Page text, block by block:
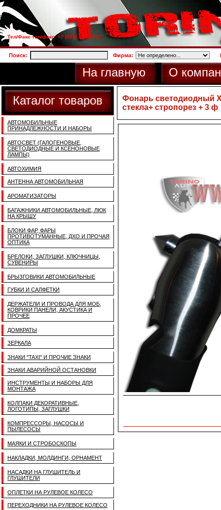
Тел/Факс тел/факс: +7 (925) 733-66-27
Поиск: Фирма:
На главную О
Каталог товаров
АВТОМОБИЛЬНЫЕ
ПРИНАДЛЕЖНОСТИ И НАБОРЫ
АВТОСВЕТ (ГАЛОГЕНОВЫЕ,
СВЕТОДИОДНЫЕ И КСЕНОНОВЫЕ
ЛАМПЫ)
АВТОХИМИЯ
АНТЕННА АВТОМОБИЛЬНАЯ
АРОМАТИЗАТОРЫ
БАГАЖНИКИ АВТОМОБИЛЬНЫЕ, ЛЮК
НА КРЫШУ
БЛОКИ ФАР, ФАРЫ
ПРОТИВОТУМАННЫЕ, ДХО И ПРОЧАЯ
ОПТИКА
БРЕЛОКИ, ЗАГЛУШКИ, КЛЮЧНИЦЫ,
СУВЕНИРЫ
БРЫЗГОВИКИ АВТОМОБИЛЬНЫЕ
ГУБКИ И САЛФЕТКИ
ДЕРЖАТЕЛИ И ПРОВОДА ДЛЯ МОБ,
КОВРИКИ ПАНЕЛИ, АКУСТИКА И
ПРОЧЕЕ
ДОМКРАТЫ
ЗЕРКАЛА
ЗНАКИ "TAXI" И ПРОЧИЕ ЗНАКИ
ЗНАКИ АВАРИЙНОЙ ОСТАНОВКИ
ИНСТРУМЕНТЫ И НАБОРЫ ДЛЯ
МОНТАЖА
КОЛПАКИ ДЕКОРАТИВНЫЕ,
ЛОГОТИПЫ, ЗАГЛУШКИ
КОМПРЕССОРЫ, НАСОСЫ И
ПЫЛЕСОСЫ
МАЯКИ И СТРОБОСКОПЫ
НАКЛАДКИ, МОЛДИНГИ, ОРНАМЕНТ
НАСАДКИ НА ГЛУШИТЕЛЬ И
ГЛУШИТЕЛИ
ОПЛЕТКИ НА РУЛЕВОЕ КОЛЕСО
ПЕРЕХОДНИКИ НА РУЛЕВОЕ КОЛЕСО
Фонарь светодиодный
стекла+ стропорез + 3 ф